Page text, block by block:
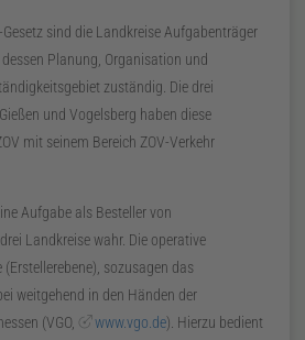
-Gesetz sind die Landkreise Aufgabenträger
Planung, Organisation und
zuständig. Die drei
und Vogelsberg haben diese
mit seinem Bereich ZOV-Verkehr
Aufgabe als Besteller von
Landkreise wahr. Die operative
sozusagen das
weitgehend in den Händen der
(VGO, www.vgo.de). Hierzu bedient